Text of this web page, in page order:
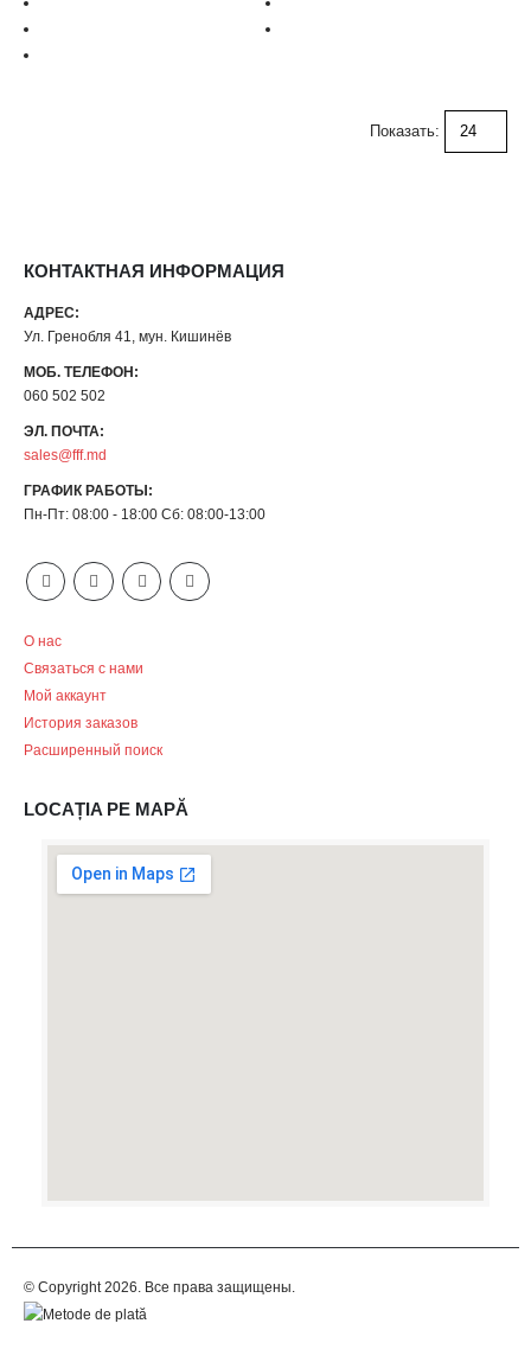
Показать:
КОНТАКТНАЯ ИНФОРМАЦИЯ
АДРЕС:
Ул. Гренобля 41, мун. Кишинёв
МОБ. ТЕЛЕФОН:
060 502 502
ЭЛ. ПОЧТА:
sales@fff.md
ГРАФИК РАБОТЫ:
Пн-Пт: 08:00 - 18:00 Сб: 08:00-13:00
О нас
Связаться с нами
Мой аккаунт
История заказов
Расширенный поиск
LOCAȚIA PE MAPĂ
© Copyright 2026. Все права защищены.